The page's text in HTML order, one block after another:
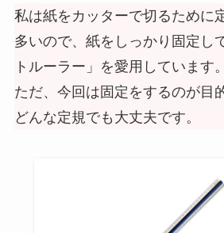
私は紙をカッターで切るために
多いので、紙をしっかり固定し
トルーラー」を愛用しています。
ただ、今回は固定をするのが目
どんな定規でも大丈夫です。